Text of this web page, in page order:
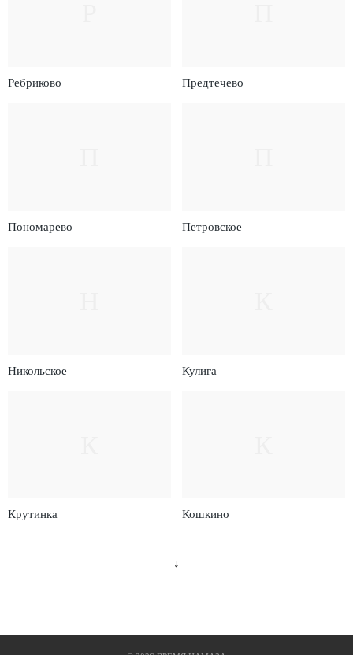
Ребриково Предтечево
Пономарево Петровское
Никольское Кулига
Крутинка Кошкино
↓